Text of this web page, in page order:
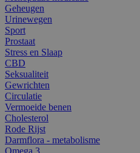
Geheugen
Urinewegen
Sport
Prostaat
Stress en Slaap
CBD
Seksualiteit
Gewrichten
Circulatie
Vermoeide benen
Cholesterol
Rode Rijst
Darmflora - metabolisme
Omega 3